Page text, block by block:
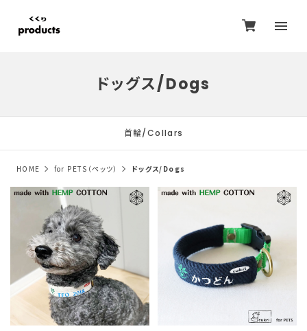
ドッグス/Dogs
首輪/Collars
HOME for PETS（ペッツ） ドッグス/Dogs